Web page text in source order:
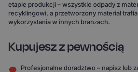
etapie produkcji – wszystkie odpady z
recyklingowi, a przetworzony materiał
wykorzystania w innych branżach.
Kupujesz z pewnością
Profesjonalne doradztwo – napisz lub